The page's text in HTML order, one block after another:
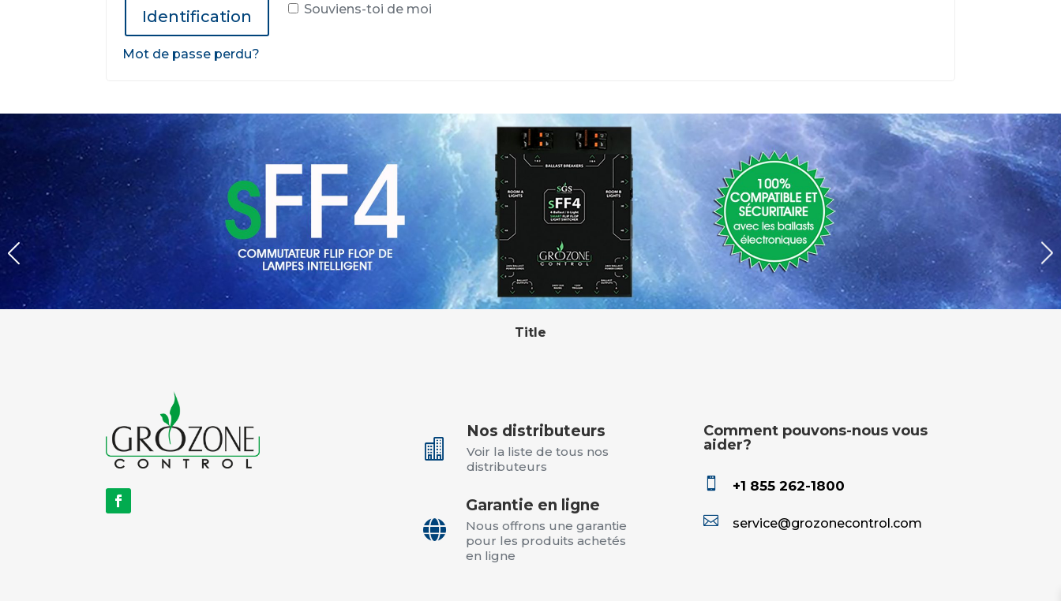
Souviens-toi de moi
Identification
Mot de passe perdu?
Title

Nos distributeurs
Voir la liste de tous nos
distributeurs

Garantie en ligne
Nous offrons une garantie
pour les produits achetés
en ligne
Comment pouvons-nous vous
aider?
 +1 855 262-1800
 service@grozonecontrol.com